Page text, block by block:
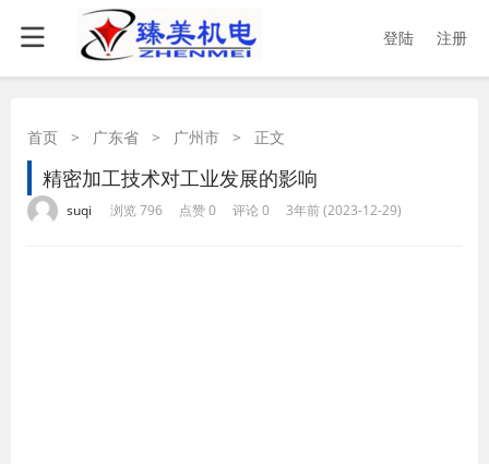
登陆 注册
首页 > 广东省 > 广州市 > 正文
精密加工技术对工业发展的影响
suqi 浏览 796 点赞 0 评论 0 3年前 (2023-12-29)